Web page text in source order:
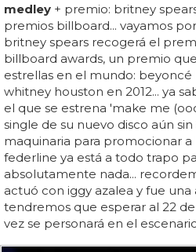
medley + premio: britney
premios billboard... vayamos
britney spears recogerá el
billboard awards, un premio
estrellas en el mundo: beyoncé
whitney houston en 2012... ya
el que se estrena 'make me
single de su nuevo disco aún
maquinaria para promocionar
federline ya está a todo trapo
absolutamente nada...
actuó con iggy azalea y fue
tendremos que esperar al 22
vez se personará en el